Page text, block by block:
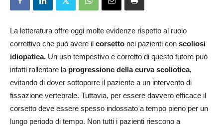
La letteratura offre oggi molte evidenze rispetto al ruolo
correttivo che può avere il corsetto nei pazienti con scoliosi
idiopatica. Un uso tempestivo e corretto di questo tutore può
infatti rallentare la progressione della curva scoliotica,
evitando di dover sottoporre il paziente a un intervento di
fissazione vertebrale. Tuttavia, per essere davvero efficace il
corsetto deve essere spesso indossato a tempo pieno per un
lungo periodo di tempo. Non tutti i pazienti riescono a